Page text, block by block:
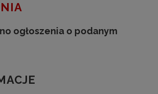
ogłoszenia o podanym